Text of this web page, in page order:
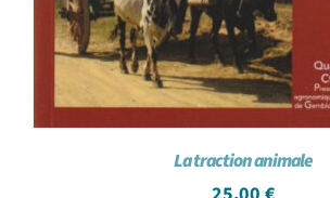
La traction animale